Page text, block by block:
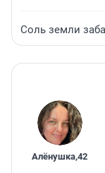
Соль земли
Алёнушка,42